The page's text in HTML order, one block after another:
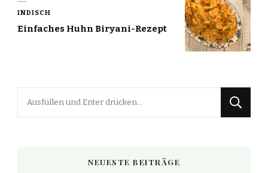
INDISCH
Einfaches Huhn Biryani-Rezept
NEUESTE BEITRÄGE